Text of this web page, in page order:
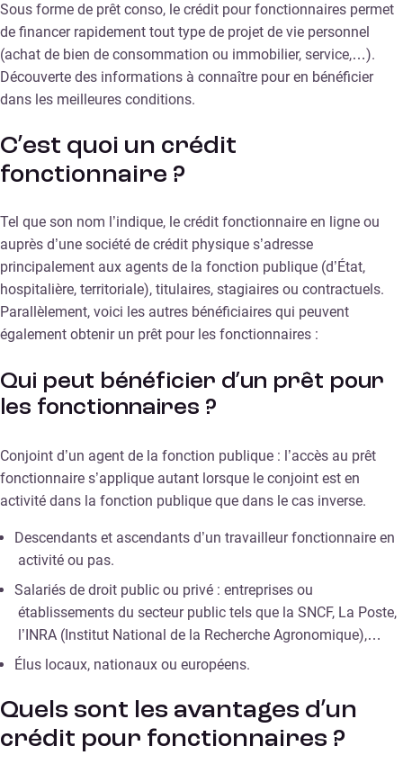
Sous forme de prêt conso, le crédit pour fonctionnaires permet
de financer rapidement tout type de projet de vie personnel
(achat de bien de consommation ou immobilier, service,…).
Découverte des informations à connaître pour en bénéficier
dans les meilleures conditions.
C’est quoi un crédit
fonctionnaire ?
Tel que son nom l’indique, le crédit fonctionnaire en ligne ou
auprès d’une société de crédit physique s’adresse
principalement aux agents de la fonction publique (d’État,
hospitalière, territoriale), titulaires, stagiaires ou contractuels.
Parallèlement, voici les autres bénéficiaires qui peuvent
également obtenir un prêt pour les fonctionnaires :
Qui peut bénéficier d’un prêt pour
les fonctionnaires ?
Conjoint d’un agent de la fonction publique : l’accès au prêt
fonctionnaire s’applique autant lorsque le conjoint est en
activité dans la fonction publique que dans le cas inverse.
Descendants et ascendants d’un travailleur fonctionnaire en
activité ou pas.
Salariés de droit public ou privé : entreprises ou
établissements du secteur public tels que la SNCF, La Poste,
l’INRA (Institut National de la Recherche Agronomique),…
Élus locaux, nationaux ou européens.
Quels sont les avantages d’un
crédit pour fonctionnaires ?